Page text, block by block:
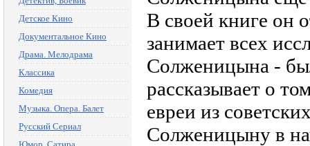
Детское Кино
Документальное Кино
Драма. Мелодрама
Классика
Комедия
Музыка. Опера. Балет
Русский Сериал
В своей книге он
занимает всех
Солженицына -
рассказывает о
евреи из
Солженицыну в